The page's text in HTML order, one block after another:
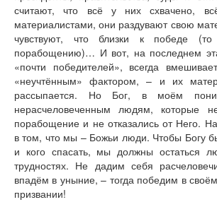
считают, что всё у них схвачено,
материалистами, они раздувают свою
чувствуют, что близки к победе
порабощению)… И вот, на последнем
«почти победителей», всегда
«неучтённым» фактором, – и их
рассыпается. Но Бог, в моём
нерасчеловеченным людям, которые
порабощение и не отказались от Него.
в том, что мы – Божьи люди. Чтобы Богу
и кого спасать, мы должны остаться
трудностях. Не дадим себя
впадём в уныние, – тогда победим в
призвании!